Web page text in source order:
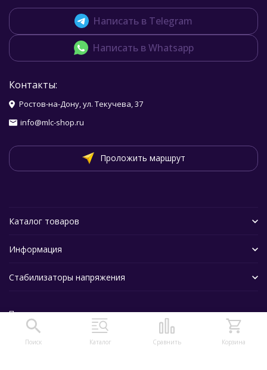
Поиск Каталог Сравнить Корзина
Написать в Telegram
Написать в Whatsapp
Контакты:
Ростов-на-Дону, ул. Текучева, 37
info@mlc-shop.ru
Проложить маршрут
Каталог товаров
Информация
Стабилизаторы напряжения
Политика персональных данных